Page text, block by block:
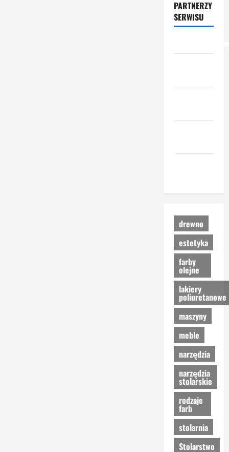
PARTNERZY
SERWISU
drewno
estetyka
farby
olejne
lakiery
poliuretanowe
maszyny
meble
narzędzia
narzędzia
stolarskie
rodzaje
farb
stolarnia
Stolarstwo